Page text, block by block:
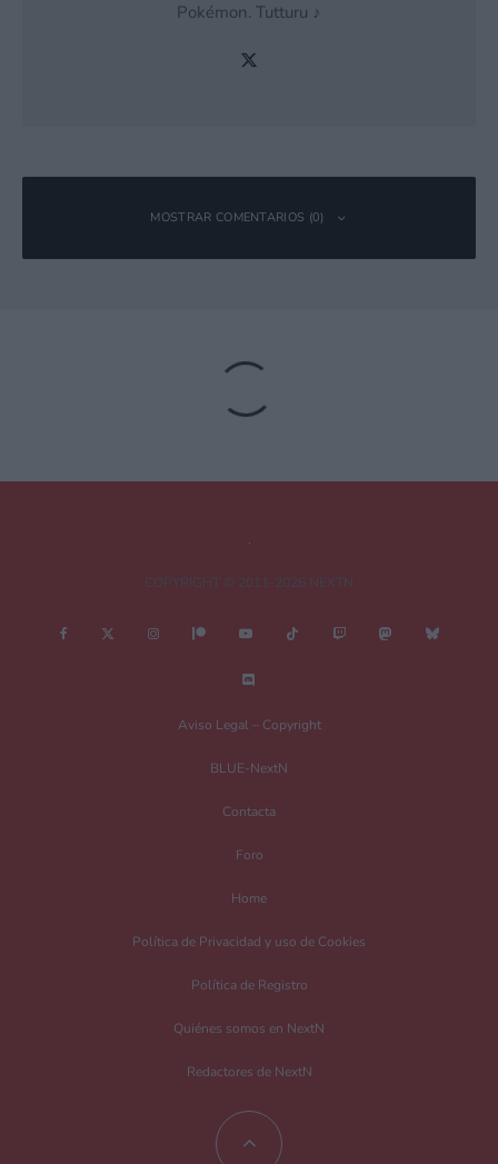
Pokémon. Tutturu ♪
MOSTRAR COMENTARIOS (0)
Tu dirección de correo electrónico no será publicada.
Guarda mi nombre, correo electrónico y web en este navegador para la
Recibir un correo electrónico con cada nueva entrada.
Aviso Legal – Copyright
BLUE-NextN
Contacta
Foro
Home
Política de Privacidad y uso de Cookies
Política de Registro
Quiénes somos en NextN
Redactores de NextN